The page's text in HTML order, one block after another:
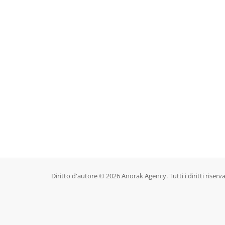
Diritto d'autore © 2026 Anorak Agency. Tutti i diritti